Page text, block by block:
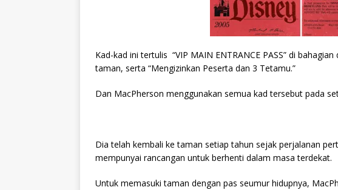
Kad-kad ini tertulis “VIP MAIN ENTRANCE PASS” di
taman, serta “Mengizinkan Peserta dan 3 Tetamu.”
Dan MacPherson menggunakan semua kad tersebut pada
Dia telah kembali ke taman setiap tahun sejak perjalanan
mempunyai rancangan untuk berhenti dalam masa terdekat.
Untuk memasuki taman dengan pas seumur hidupnya,